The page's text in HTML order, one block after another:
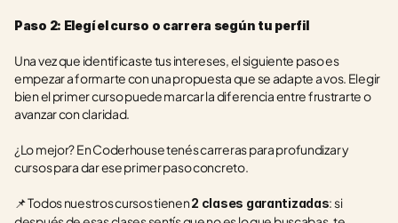
Paso 2: Elegí el curso o carrera según tu perfil
Una vez que identificaste tus intereses, el siguiente paso es
empezar a formarte con una propuesta que se adapte a vos. Elegir
bien el primer curso puede marcar la diferencia entre frustrarte o
avanzar con claridad.
¿Lo mejor? En Coderhouse tenés carreras para profundizar y
cursos para dar ese primer paso concreto.
📌 Todos nuestros cursos tienen 2 clases garantizadas: si